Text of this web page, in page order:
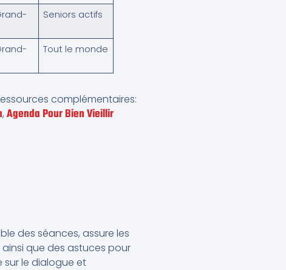
Seniors actifs
Tout le monde
complémentaires:
, Agenda Pour Bien Vieillir
des séances, assure les
que des astuces pour
sur le dialogue et